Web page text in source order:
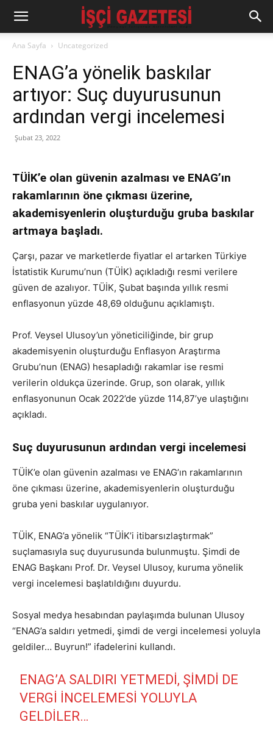
Ana Sayfa Uncategorized
ENAG’a yönelik baskılar
artıyor: Suç duyurusunun
ardından vergi incelemesi
Şubat 23, 2022
TÜİK’e olan güvenin azalması ve ENAG’ın
rakamlarının öne çıkması üzerine,
akademisyenlerin oluşturduğu gruba baskılar
artmaya başladı.
Çarşı, pazar ve marketlerde fiyatlar el artarken Türkiye
İstatistik Kurumu’nun (TÜİK) açıkladığı resmi verilere
güven de azalıyor. TÜİK, Şubat başında yıllık resmi
enflasyonun yüzde 48,69 olduğunu açıklamıştı.
Prof. Veysel Ulusoy’un yöneticiliğinde, bir grup
akademisyenin oluşturduğu Enflasyon Araştırma
Grubu’nun (ENAG) hesapladığı rakamlar ise resmi
verilerin oldukça üzerinde. Grup, son olarak, yıllık
enflasyonunun Ocak 2022’de yüzde 114,87’ye ulaştığını
açıkladı.
Suç duyurusunun ardından vergi incelemesi
TÜİK’e olan güvenin azalması ve ENAG’ın rakamlarının
öne çıkması üzerine, akademisyenlerin oluşturduğu
gruba yeni baskılar uygulanıyor.
TÜİK, ENAG’a yönelik “TÜİK’i itibarsızlaştırmak”
suçlamasıyla suç duyurusunda bulunmuştu. Şimdi de
ENAG Başkanı Prof. Dr. Veysel Ulusoy, kuruma yönelik
vergi incelemesi başlatıldığını duyurdu.
Sosyal medya hesabından paylaşımda bulunan Ulusoy
“ENAG’a saldırı yetmedi, şimdi de vergi incelemesi yoluyla
geldiler… Buyrun!” ifadelerini kullandı.
ENAG’A SALDIRI YETMEDI, ŞIMDI DE
VERGI INCELEMESI YOLUYLA
GELDILER…